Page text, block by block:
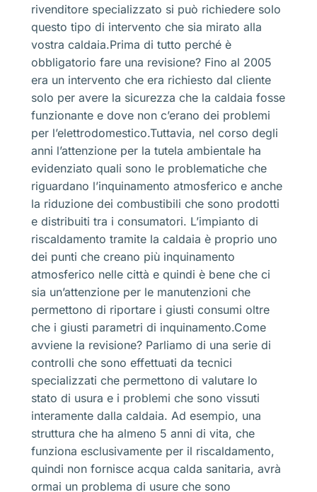
rivenditore specializzato si può richiedere solo
questo tipo di intervento che sia mirato alla
vostra caldaia.Prima di tutto perché è
obbligatorio fare una revisione? Fino al 2005
era un intervento che era richiesto dal cliente
solo per avere la sicurezza che la caldaia fosse
funzionante e dove non c’erano dei problemi
per l’elettrodomestico.Tuttavia, nel corso degli
anni l’attenzione per la tutela ambientale ha
evidenziato quali sono le problematiche che
riguardano l’inquinamento atmosferico e anche
la riduzione dei combustibili che sono prodotti
e distribuiti tra i consumatori. L’impianto di
riscaldamento tramite la caldaia è proprio uno
dei punti che creano più inquinamento
atmosferico nelle città e quindi è bene che ci
sia un’attenzione per le manutenzioni che
permettono di riportare i giusti consumi oltre
che i giusti parametri di inquinamento.Come
avviene la revisione? Parliamo di una serie di
controlli che sono effettuati da tecnici
specializzati che permettono di valutare lo
stato di usura e i problemi che sono vissuti
interamente dalla caldaia. Ad esempio, una
struttura che ha almeno 5 anni di vita, che
funziona esclusivamente per il riscaldamento,
quindi non fornisce acqua calda sanitaria, avrà
ormai un problema di usure che sono